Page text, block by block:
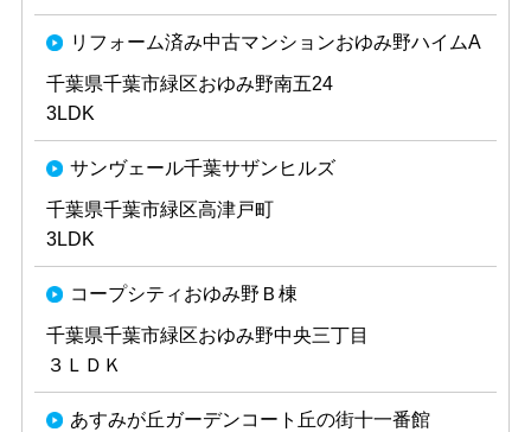
リフォーム済み中古マンションおゆみ野ハイムA
千葉県千葉市緑区おゆみ野南五24
3LDK
サンヴェール千葉サザンヒルズ
千葉県千葉市緑区高津戸町
3LDK
コープシティおゆみ野Ｂ棟
千葉県千葉市緑区おゆみ野中央三丁目
３ＬＤＫ
あすみが丘ガーデンコート丘の街十一番館